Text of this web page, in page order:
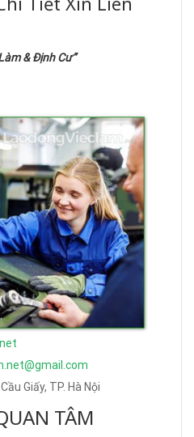
& Định Cư”
Giấy, TP. Hà Nội
TÂM